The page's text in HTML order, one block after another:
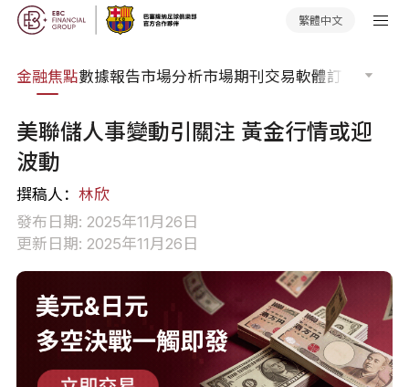
繁體中文
金融焦點數據報告市場分析市場期刊交易軟體訂單流
美聯儲人事變動引關注 黃金行情或迎
波動
撰稿人： 林欣
發布日期: 2025年11月26日
更新日期: 2025年11月26日